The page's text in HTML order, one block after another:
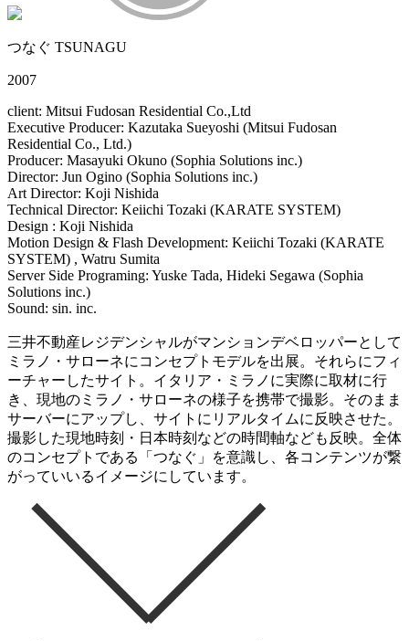
つなぐ TSUNAGU
2007
client: Mitsui Fudosan Residential Co.,Ltd
Executive Producer: Kazutaka Sueyoshi (Mitsui Fudosan
Residential Co., Ltd.)
Producer: Masayuki Okuno (Sophia Solutions inc.)
Director: Jun Ogino (Sophia Solutions inc.)
Art Director: Koji Nishida
Technical Director: Keiichi Tozaki (KARATE SYSTEM)
Design : Koji Nishida
Motion Design & Flash Development: Keiichi Tozaki (KARATE
SYSTEM) , Watru Sumita
Server Side Programing: Yuske Tada, Hideki Segawa (Sophia
Solutions inc.)
Sound: sin. inc.
三井不動産レジデンシャルがマンションデベロッパーとして
ミラノ・サローネにコンセプトモデルを出展。それらにフィ
ーチャーしたサイト。イタリア・ミラノに実際に取材に行
き、現地のミラノ・サローネの様子を携帯で撮影。そのまま
サーバーにアップし、サイトにリアルタイムに反映させた。
撮影した現地時刻・日本時刻などの時間軸なども反映。全体
のコンセプトである「つなぐ」を意識し、各コンテンツが繋
がっていいるイメージにしています。